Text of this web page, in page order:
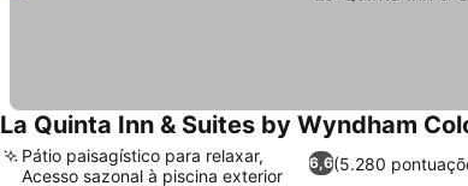
La Quinta Inn & Suites by Wyndham
6,6(5.280
Pátio paisagístico para relaxar,
Acesso sazonal à piscina exterior